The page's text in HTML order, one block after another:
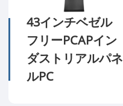
43インチベゼル
フリーPCAPイン
ダストリアルパネ
ルPC